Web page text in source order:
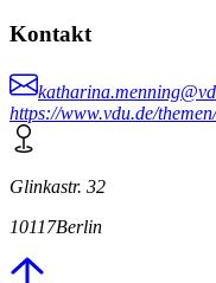
Kontakt
https://www.vdu.de/
Glinkastr. 32
10117Berlin